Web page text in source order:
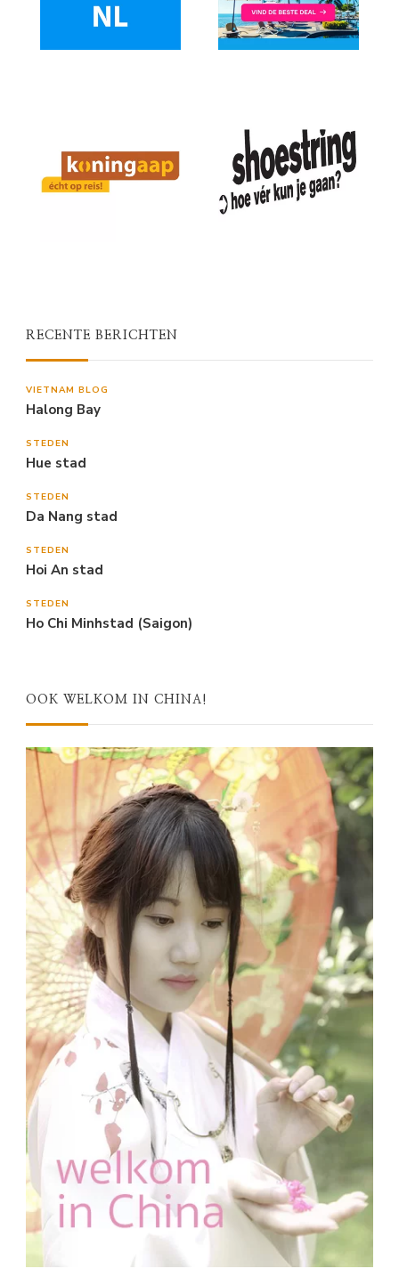
RECENTE BERICHTEN
VIETNAM BLOG
Halong Bay
STEDEN
Hue stad
STEDEN
Da Nang stad
STEDEN
Hoi An stad
STEDEN
Ho Chi Minhstad (Saigon)
OOK WELKOM IN CHINA!